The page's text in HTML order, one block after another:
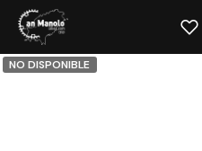
NO DISPONIBLE